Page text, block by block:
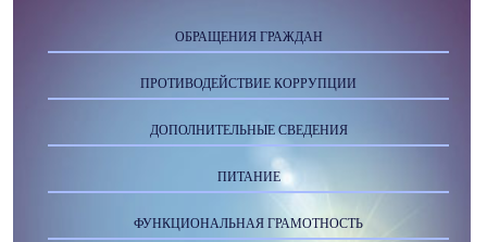
ОБРАЩЕНИЯ ГРАЖДАН
ПРОТИВОДЕЙСТВИЕ КОРРУПЦИИ
ДОПОЛНИТЕЛЬНЫЕ СВЕДЕНИЯ
ПИТАНИЕ
ФУНКЦИОНАЛЬНАЯ ГРАМОТНОСТЬ